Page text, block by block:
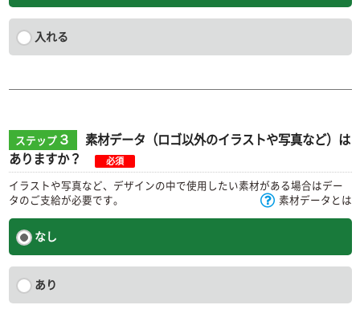
入れる
ステップ３
素材データ（ロゴ以外のイラストや写真など）は
ありますか？
必須
イラストや写真など、デザインの中で使用したい素材がある場合はデー
タのご支給が必要です。
素材データとは
なし
あり